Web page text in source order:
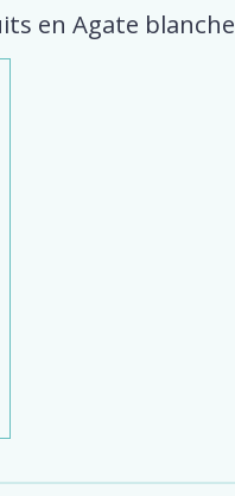
en Agate blanche